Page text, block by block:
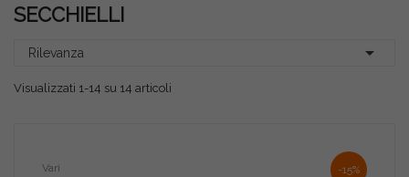
SECCHIELLI
Rilevanza 
Visualizzati 1-14 su 14 articoli
-15%
Vari